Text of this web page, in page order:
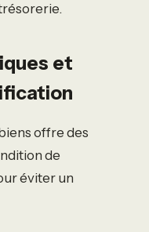
et
offre des
de
éviter un